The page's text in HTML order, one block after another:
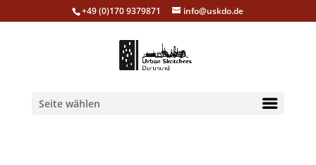
+49 (0)170 9379871 info@uskdo.de
Seite wählen